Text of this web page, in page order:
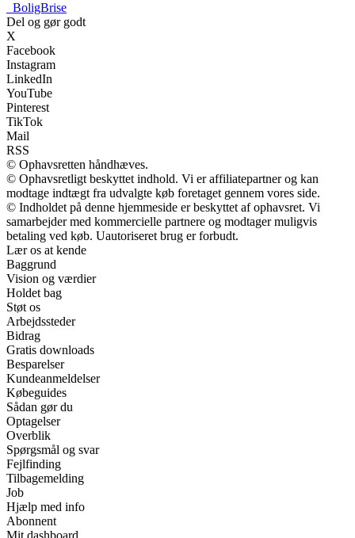
BoligBrise
Del og gør godt
X
Facebook
Instagram
LinkedIn
YouTube
Pinterest
TikTok
Mail
RSS
© Ophavsretten håndhæves.
© Ophavsretligt beskyttet indhold. Vi er affiliatepartner og kan
modtage indtægt fra udvalgte køb foretaget gennem vores side.
© Indholdet på denne hjemmeside er beskyttet af ophavsret. Vi
samarbejder med kommercielle partnere og modtager muligvis
betaling ved køb. Uautoriseret brug er forbudt.
Lær os at kende
Baggrund
Vision og værdier
Holdet bag
Støt os
Arbejdssteder
Bidrag
Gratis downloads
Besparelser
Kundeanmeldelser
Købeguides
Sådan gør du
Optagelser
Overblik
Spørgsmål og svar
Fejlfinding
Tilbagemelding
Job
Hjælp med info
Abonnent